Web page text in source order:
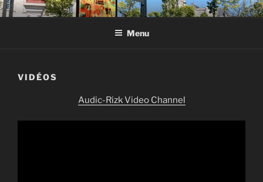
Aller
au
Photographic Artwork
Menu
VIDÉOS
Audic-Rizk Video Channel